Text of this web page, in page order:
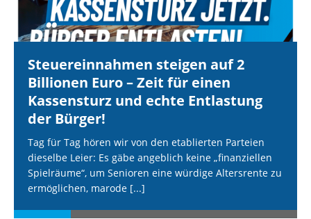
Steuereinnahmen steigen auf 2
Billionen Euro – Zeit für einen
Kassensturz und echte Entlastung
der Bürger!
Tag für Tag hören wir von den etablierten Parteien
dieselbe Leier: Es gäbe angeblich keine „finanziellen
Spielräume“, um Senioren eine würdige Altersrente zu
ermöglichen, marode [...]